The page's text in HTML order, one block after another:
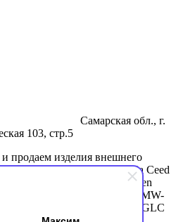
Самарская обл., г.
103, стр.5
продаем изделия внешнего
Kia Rio 3, Kia Rio 4, Kia Ceed
3 CD Хетчбэк, Volkswagen
для BMW-3(f30), BMW-
X4(f26), Mercedes-Benz GLC